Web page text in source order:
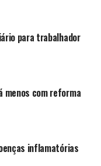
para trabalhador
menos com reforma
inflamatórias